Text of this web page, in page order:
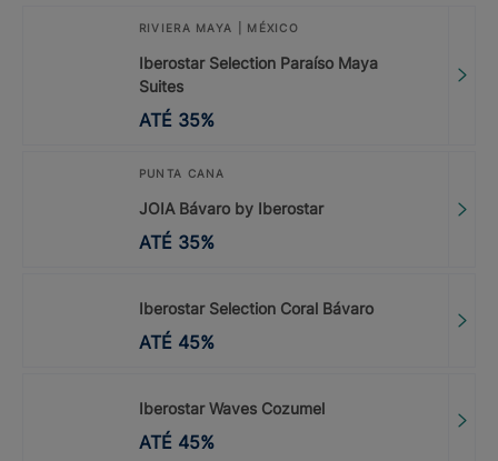
RIVIERA MAYA | MÉXICO
Iberostar Selection Paraíso Maya
Suites
ATÉ 35%
PUNTA CANA
JOIA Bávaro by Iberostar
ATÉ 35%
Iberostar Selection Coral Bávaro
ATÉ 45%
Iberostar Waves Cozumel
ATÉ 45%